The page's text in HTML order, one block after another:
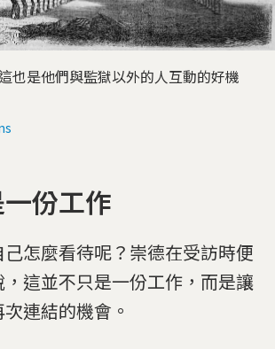
也是他們與監獄以外的人互動的好機
份工作
怎麼看待呢？崇德在受訪時便
這並不只是一份工作，而是讓
連結的機會。